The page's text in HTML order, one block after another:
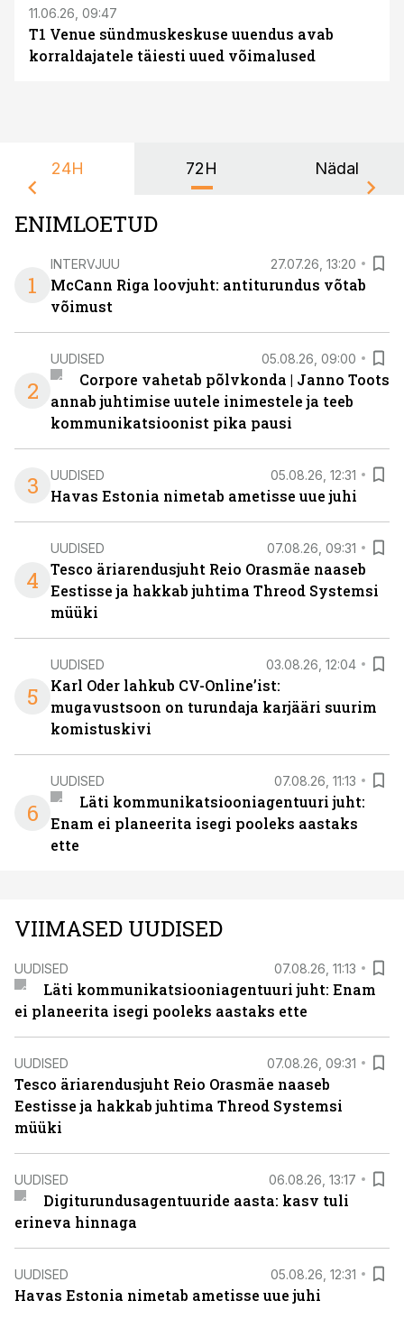
11.06.26, 09:47
T1 Venue sündmuskeskuse uuendus avab
korraldajatele täiesti uued võimalused
24H 72H Nädal
ENIMLOETUD
1
INTERVJUU 27.07.26, 13:20
McCann Riga loovjuht: antiturundus võtab
võimust
2
UUDISED 05.08.26, 09:00
Corpore vahetab põlvkonda | Janno Toots
annab juhtimise uutele inimestele ja teeb
kommunikatsioonist pika pausi
3 UUDISED 05.08.26, 12:31
Havas Estonia nimetab ametisse uue juhi
4
UUDISED 07.08.26, 09:31
Tesco äriarendusjuht Reio Orasmäe naaseb
Eestisse ja hakkab juhtima Threod Systemsi
müüki
5
UUDISED 03.08.26, 12:04
Karl Oder lahkub CV-Online’ist:
mugavustsoon on turundaja karjääri suurim
komistuskivi
6
UUDISED 07.08.26, 11:13
Läti kommunikatsiooniagentuuri juht:
Enam ei planeerita isegi pooleks aastaks
ette
VIIMASED UUDISED
UUDISED 07.08.26, 11:13
Läti kommunikatsiooniagentuuri juht: Enam
ei planeerita isegi pooleks aastaks ette
UUDISED 07.08.26, 09:31
Tesco äriarendusjuht Reio Orasmäe naaseb
Eestisse ja hakkab juhtima Threod Systemsi
müüki
UUDISED 06.08.26, 13:17
Digiturundusagentuuride aasta: kasv tuli
erineva hinnaga
UUDISED 05.08.26, 12:31
Havas Estonia nimetab ametisse uue juhi